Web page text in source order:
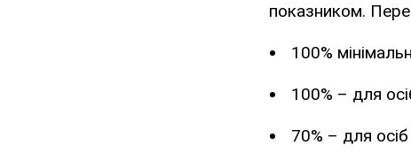
показником.
100%
100% – для
70% – для осіб